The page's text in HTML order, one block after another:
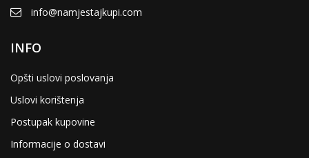
info@namjestajkupi.com
INFO
Opšti uslovi poslovanja
Uslovi korištenja
Postupak kupovine
Informacije o dostavi